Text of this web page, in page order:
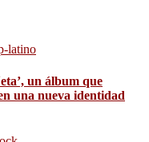
un álbum que
una nueva identidad